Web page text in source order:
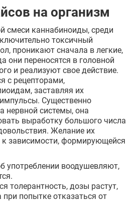
на организм
смеси каннабиноиды, среди
токсичный
проникают сначала в легкие,
они переносятся в головной
и реализуют свое действие.
с рецепторами,
заставляя их
Существенно
нервной системы, она
выработку большого числа
Желание их
к зависимости, формирующейся
употреблении воодушевляют,
толерантность, дозы растут,
попытке отказаться от